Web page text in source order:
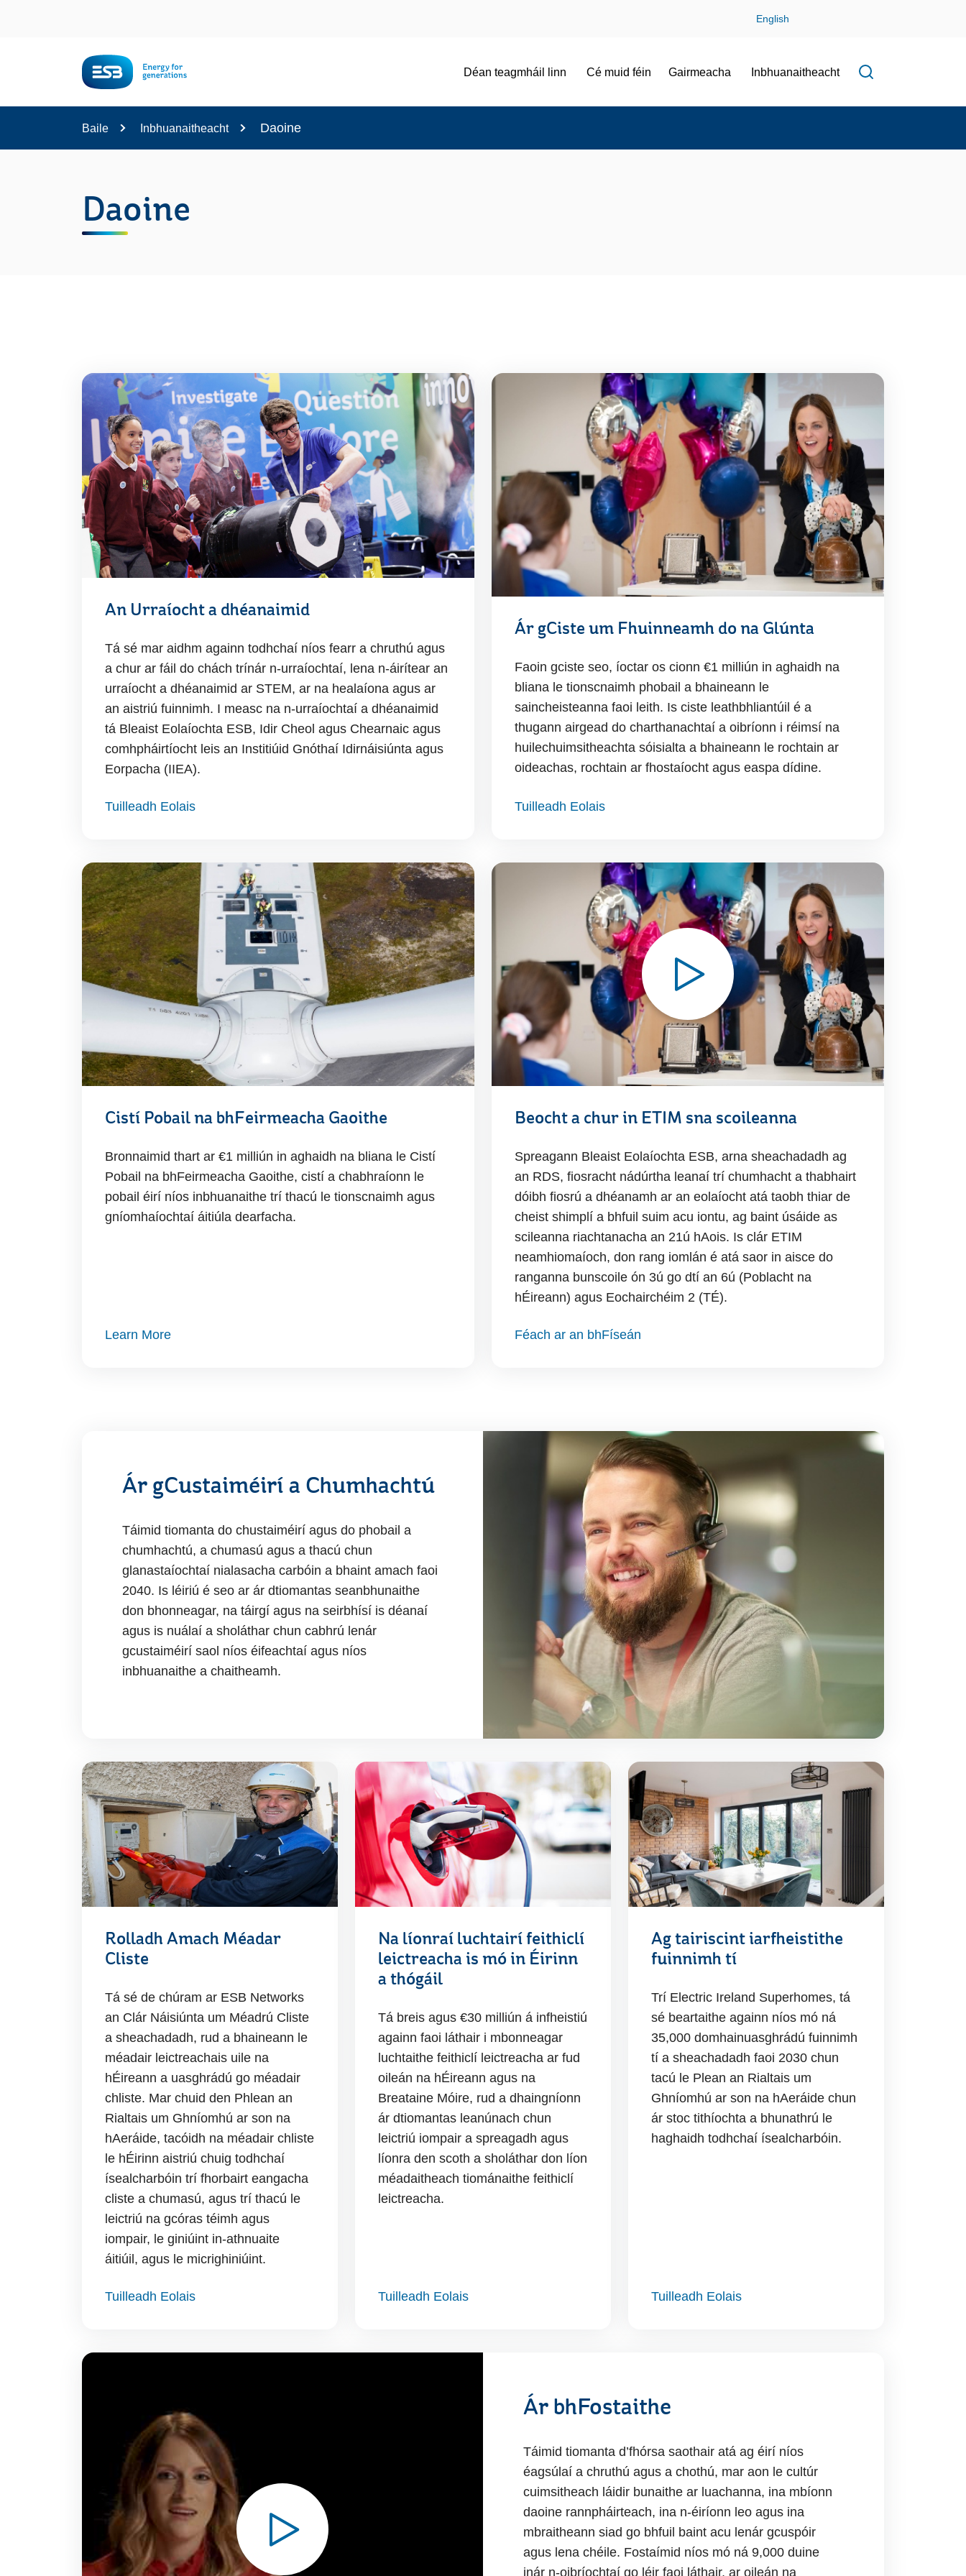
English
Déan teagmháil linn Cé muid féin Gairmeacha Inbhuanaitheacht
Open search
Baile Inbhuanaitheacht Daoine
Daoine
An Urraíocht a dhéanaimid
Tá sé mar aidhm againn todhchaí níos fearr a chruthú agus
a chur ar fáil do chách trínár n-urraíochtaí, lena n-áirítear an
urraíocht a dhéanaimid ar STEM, ar na healaíona agus ar
an aistriú fuinnimh. I measc na n-urraíochtaí a dhéanaimid
tá Bleaist Eolaíochta ESB, Idir Cheol agus Chearnaic agus
comhpháirtíocht leis an Institiúid Gnóthaí Idirnáisiúnta agus
Eorpacha (IIEA).
Tuilleadh Eolais
Ár gCiste um Fhuinneamh do na Glúnta
Faoin gciste seo, íoctar os cionn €1 milliún in aghaidh na
bliana le tionscnaimh phobail a bhaineann le
saincheisteanna faoi leith. Is ciste leathbhliantúil é a
thugann airgead do charthanachtaí a oibríonn i réimsí na
huilechuimsitheachta sóisialta a bhaineann le rochtain ar
oideachas, rochtain ar fhostaíocht agus easpa dídine.
Tuilleadh Eolais
Cistí Pobail na bhFeirmeacha Gaoithe
Bronnaimid thart ar €1 milliún in aghaidh na bliana le Cistí
Pobail na bhFeirmeacha Gaoithe, cistí a chabhraíonn le
pobail éirí níos inbhuanaithe trí thacú le tionscnaimh agus
gníomhaíochtaí áitiúla dearfacha.
Learn More
Beocht a chur in ETIM sna scoileanna
Spreagann Bleaist Eolaíochta ESB, arna sheachadadh ag
an RDS, fiosracht nádúrtha leanaí trí chumhacht a thabhairt
dóibh fiosrú a dhéanamh ar an eolaíocht atá taobh thiar de
cheist shimplí a bhfuil suim acu iontu, ag baint úsáide as
scileanna riachtanacha an 21ú hAois. Is clár ETIM
neamhiomaíoch, don rang iomlán é atá saor in aisce do
ranganna bunscoile ón 3ú go dtí an 6ú (Poblacht na
hÉireann) agus Eochairchéim 2 (TÉ).
Féach ar an bhFíseán
Ár gCustaiméirí a Chumhachtú
Táimid tiomanta do chustaiméirí agus do phobail a
chumhachtú, a chumasú agus a thacú chun
glanastaíochtaí nialasacha carbóin a bhaint amach faoi
2040. Is léiriú é seo ar ár dtiomantas seanbhunaithe
don bhonneagar, na táirgí agus na seirbhísí is déanaí
agus is nuálaí a sholáthar chun cabhrú lenár
gcustaiméirí saol níos éifeachtaí agus níos
inbhuanaithe a chaitheamh.
Rolladh Amach Méadar
Cliste
Tá sé de chúram ar ESB Networks
an Clár Náisiúnta um Méadrú Cliste
a sheachadadh, rud a bhaineann le
méadair leictreachais uile na
hÉireann a uasghrádú go méadair
chliste. Mar chuid den Phlean an
Rialtais um Ghníomhú ar son na
hAeráide, tacóidh na méadair chliste
le hÉirinn aistriú chuig todhchaí
ísealcharbóin trí fhorbairt eangacha
cliste a chumasú, agus trí thacú le
leictriú na gcóras téimh agus
iompair, le giniúint in-athnuaite
áitiúil, agus le micrighiniúint.
Tuilleadh Eolais
Na líonraí luchtairí feithiclí
leictreacha is mó in Éirinn
a thógáil
Tá breis agus €30 milliún á infheistiú
againn faoi láthair i mbonneagar
luchtaithe feithiclí leictreacha ar fud
oileán na hÉireann agus na
Breataine Móire, rud a dhaingníonn
ár dtiomantas leanúnach chun
leictriú iompair a spreagadh agus
líonra den scoth a sholáthar don líon
méadaitheach tiománaithe feithiclí
leictreacha.
Tuilleadh Eolais
Ag tairiscint iarfheistithe
fuinnimh tí
Trí Electric Ireland Superhomes, tá
sé beartaithe againn níos mó ná
35,000 domhainuasghrádú fuinnimh
tí a sheachadadh faoi 2030 chun
tacú le Plean an Rialtais um
Ghníomhú ar son na hAeráide chun
ár stoc tithíochta a bhunathrú le
haghaidh todhchaí ísealcharbóin.
Tuilleadh Eolais
Ár bhFostaithe
Táimid tiomanta d’fhórsa saothair atá ag éirí níos
éagsúlaí a chruthú agus a chothú, mar aon le cultúr
cuimsitheach láidir bunaithe ar luachanna, ina mbíonn
daoine rannpháirteach, ina n-éiríonn leo agus ina
mbraitheann siad go bhfuil baint acu lenár gcuspóir
agus lena chéile. Fostaímid níos mó ná 9,000 duine
inár n-oibríochtaí go léir faoi láthair, ar oileán na